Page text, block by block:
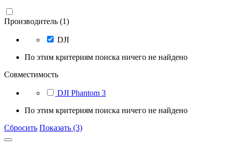
Производитель (1)
DJI
По этим критериям поиска ничего не найдено
Совместимость
DJI Phantom 3
По этим критериям поиска ничего не найдено
Сбросить Показать (3)